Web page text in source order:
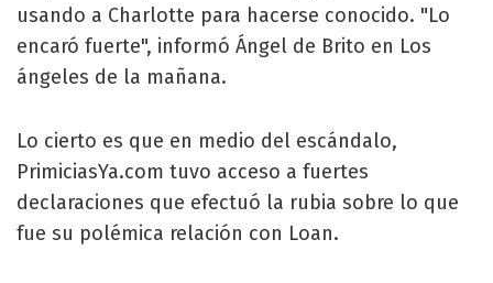
usando a Charlotte para hacerse conocido. "Lo
encaró fuerte", informó Ángel de Brito en Los
ángeles de la mañana.
Lo cierto es que en medio del escándalo,
PrimiciasYa.com tuvo acceso a fuertes
declaraciones que efectuó la rubia sobre lo que
fue su polémica relación con Loan.